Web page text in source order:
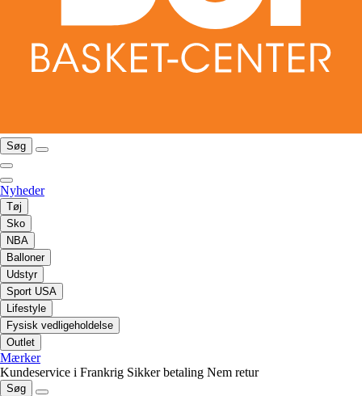
Søg
Nyheder
Tøj
Sko
NBA
Balloner
Udstyr
Sport USA
Lifestyle
Fysisk vedligeholdelse
Outlet
Mærker
Kundeservice i Frankrig Sikker betaling Nem retur
Søg